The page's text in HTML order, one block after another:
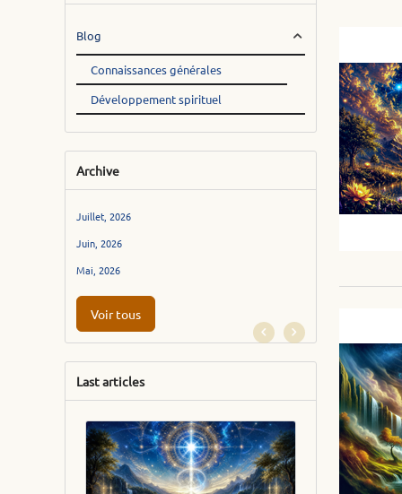
Blog
Connaissances générales
Développement spirituel
Archive
Juillet, 2026
Juin, 2026
Mai, 2026
Voir tous
Last articles